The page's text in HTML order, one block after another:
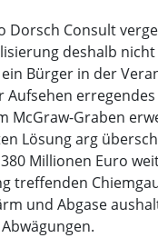
Dorsch Consult
deshalb
Bürger in der
Graben
Lösung arg
Millionen Euro
treffenden
und Abgase